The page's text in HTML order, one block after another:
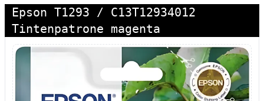
Epson T1293 / C13T12934012
Tintenpatrone magenta